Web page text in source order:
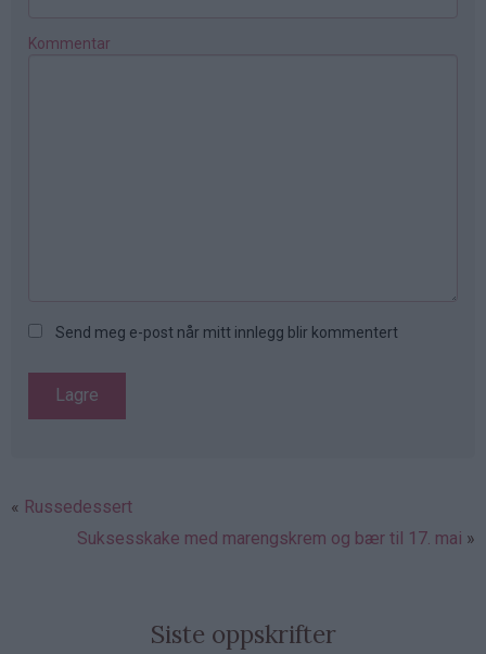
Kommentar
Send meg e-post når mitt innlegg blir kommentert
Russedessert
Suksesskake med marengskrem og bær til 17. mai
Siste oppskrifter